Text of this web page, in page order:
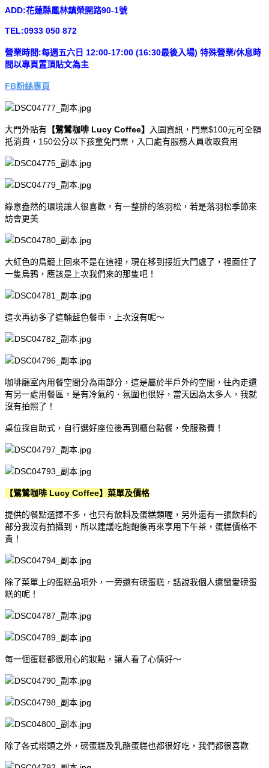
ADD:花蓮縣鳳林鎮榮開路90-1號
TEL:0933 050 872
營業時間:每週五六日 12:00-17:00 (16:30最後入場) 特殊營業/休息時
間以專頁置頂貼文為主
FB粉絲專頁
大門外貼有 【鷺鷥咖啡 Lucy Coffee】
入園資訊，門票$100元可全額
抵消費，150公分以下孩童免門票，入口處有服務人員收取費用
綠意盎然的環境讓人很喜歡，有一整排的落羽松，若是落羽松季節來
訪會更美
大紅色的鳥籠上回來不是在這裡，現在移到接近大門處了，裡面住了
一隻烏鴉，應該是上次我們來的那隻吧！
這次再訪多了這輛藍色餐車，上次沒有呢～
咖啡廳室內用餐空間分為兩部分，這是屬於半戶外的空間，往內走還
有另一處用餐區，是有冷氣的．氛圍也很好，當天因為太多人，我就
沒有拍照了！
桌位採自助式，自行選好座位後再到櫃台點餐，免服務費！
【鷺鷥咖啡 Lucy Coffee】菜單及價格
提供的餐點選擇不多，也只有飲料及蛋糕類喔，另外還有一張飲料的
部分我沒有拍攝到，所以建議吃飽飽後再來享用下午茶，蛋糕價格不
貴！
除了菜單上的蛋糕品項外，一旁還有磅蛋糕，話說我個人還蠻愛磅蛋
糕的呢！
每一個蛋糕都很用心的妝點，讓人看了心情好～
除了各式塔類之外，磅蛋糕及乳酪蛋糕也都很好吃，我們都很喜歡